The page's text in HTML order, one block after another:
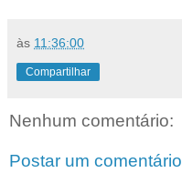
às 11:36:00
Compartilhar
Nenhum comentário:
Postar um comentário